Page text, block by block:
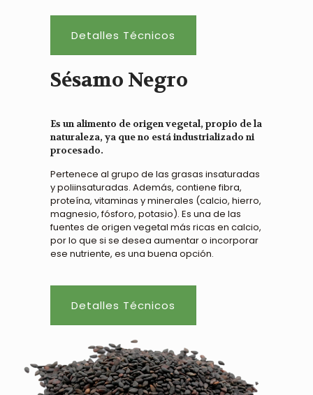
Detalles Técnicos
Sésamo Negro
Es un alimento de origen vegetal, propio de la
naturaleza, ya que no está industrializado ni
procesado.
Pertenece al grupo de las grasas insaturadas
y poliinsaturadas. Además, contiene fibra,
proteína, vitaminas y minerales (calcio, hierro,
magnesio, fósforo, potasio). Es una de las
fuentes de origen vegetal más ricas en calcio,
por lo que si se desea aumentar o incorporar
ese nutriente, es una buena opción.
Detalles Técnicos